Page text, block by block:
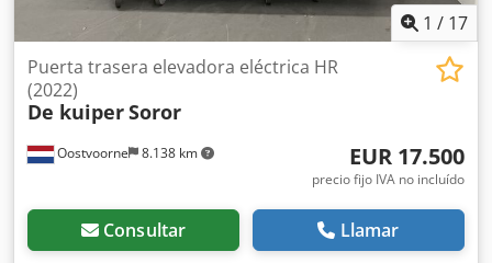
1 / 17
Oostvoorne 8.138 km
Puerta trasera elevadora eléctrica HR
(2022)
De kuiperSoror
EUR 17.500
precio fijo IVA no incluído
Consultar Llamar